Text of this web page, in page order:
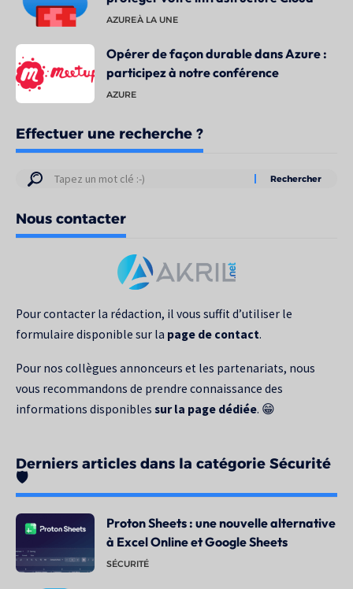
AZUREÀ LA UNE
Opérer de façon durable dans Azure :
participez à notre conférence
AZURE
Effectuer une recherche ?
Résultats
votre
recherche
Nous contacter
Pour contacter la rédaction, il vous suffit d’utiliser le
formulaire disponible sur la page de contact.
Pour nos collègues annonceurs et les partenariats, nous
vous recommandons de prendre connaissance des
informations disponibles sur la page dédiée. 😁
Derniers articles dans la catégorie Sécurité
🛡️
Proton Sheets : une nouvelle alternative
à Excel Online et Google Sheets
SÉCURITÉ